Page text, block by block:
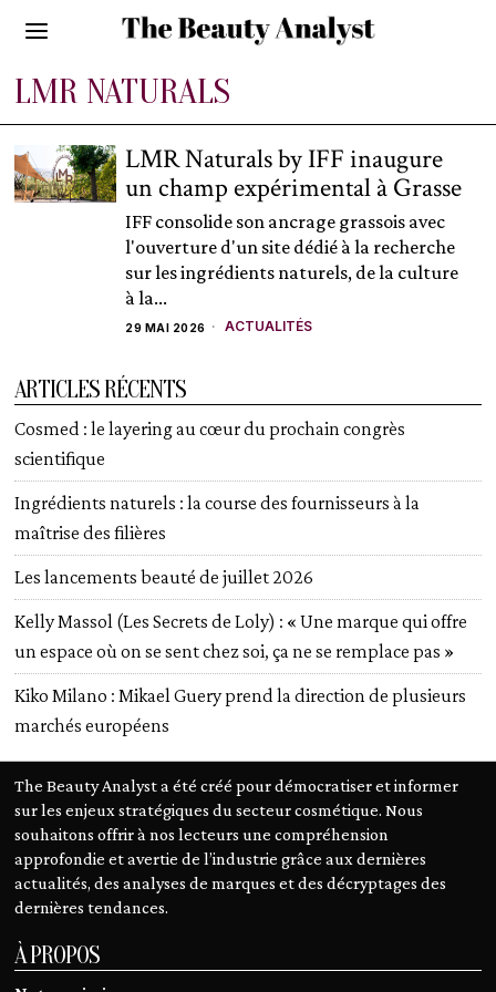
LMR NATURALS
LMR Naturals by IFF inaugure
un champ expérimental à Grasse
IFF consolide son ancrage grassois avec
l'ouverture d'un site dédié à la recherche
sur les ingrédients naturels, de la culture
à la...
29 MAI 2026 ACTUALITÉS
ARTICLES RÉCENTS
Cosmed : le layering au cœur du prochain congrès
scientifique
Ingrédients naturels : la course des fournisseurs à la
maîtrise des filières
Les lancements beauté de juillet 2026
Kelly Massol (Les Secrets de Loly) : « Une marque qui offre
un espace où on se sent chez soi, ça ne se remplace pas »
Kiko Milano : Mikael Guery prend la direction de plusieurs
marchés européens
The Beauty Analyst a été créé pour démocratiser et informer
sur les enjeux stratégiques du secteur cosmétique. Nous
souhaitons offrir à nos lecteurs une compréhension
approfondie et avertie de l’industrie grâce aux dernières
actualités, des analyses de marques et des décryptages des
dernières tendances.
À PROPOS